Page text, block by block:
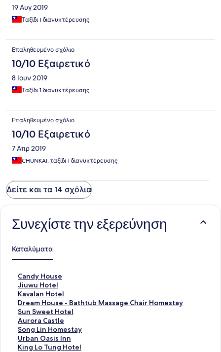
19 Αυγ 2019
Ταξίδι 1 διανυκτέρευσης
Επαληθευμένο σχόλιο
10/10 Εξαιρετικό
8 Ιουν 2019
Ταξίδι 1 διανυκτέρευσης
Επαληθευμένο σχόλιο
10/10 Εξαιρετικό
7 Απρ 2019
CHUNKAI, ταξίδι 1 διανυκτέρευσης
Δείτε και τα 14 σχόλια
Συνεχίστε την εξερεύνηση
Καταλύματα
Candy House
Σ
τ
ά
ν
τ
α
ρ
Σ
ύ
Jiuwu Hotel
Σ
τ
ά
ν
τ
α
ρ
Σ
Kavalan Hotel
Σ
τ
ά
ν
τ
α
ρ
Dream House - Bathtub Massage Chair Homestay
Σ
τ
ά
ν
τ
α
Sun Sweet Hotel
Σ
τ
ά
ν
τ
Aurora Castle
Σ
τ
ά
ν
Song Lin Homestay
Σ
τ
ά
Urban Oasis Inn
Σ
τ
King Lo Tung Hotel
Σ